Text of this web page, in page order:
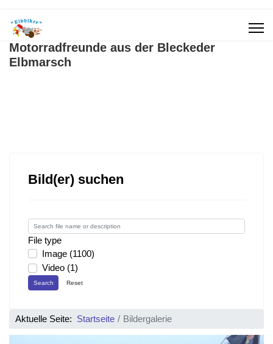
Motorradfreunde aus der Bleckeder
Elbmarsch
Bild(er) suchen
File type
Image (1100)
Video (1)
Search Reset
Aktuelle Seite: Startseite Bildergalerie